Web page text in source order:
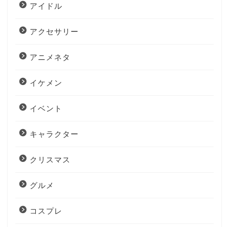
アイドル
アクセサリー
アニメネタ
イケメン
イベント
キャラクター
クリスマス
グルメ
コスプレ